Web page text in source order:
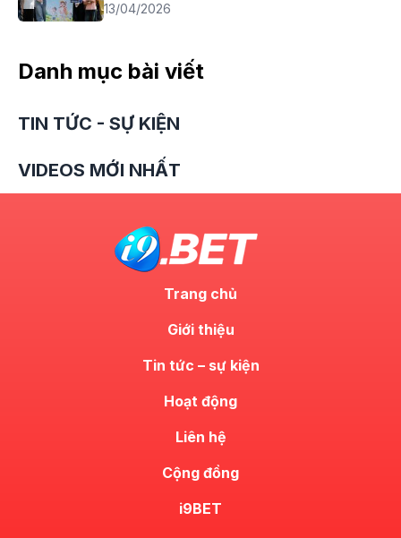
13/04/2026
Danh mục bài viết
TIN TỨC - SỰ KIỆN
VIDEOS MỚI NHẤT
Trang chủ
Giới thiệu
Tin tức – sự kiện
Hoạt động
Liên hệ
Cộng đồng
i9BET